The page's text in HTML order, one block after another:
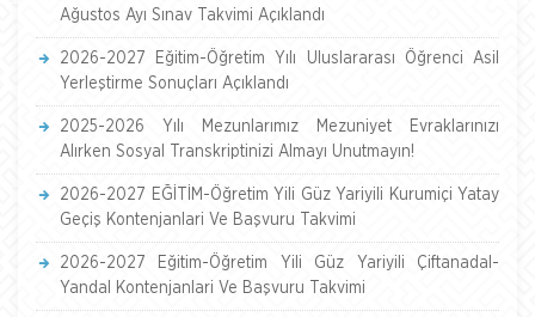
Ağustos Ayı Sınav Takvimi Açıklandı
2026-2027 Eğitim-Öğretim Yılı Uluslararası Öğrenci Asil
Yerleştirme Sonuçları Açıklandı
2025-2026 Yılı Mezunlarımız Mezuniyet Evraklarınızı
Alırken Sosyal Transkriptinizi Almayı Unutmayın!
2026-2027 EĞİTİM-Öğretim Yili Güz Yariyili Kurumiçi Yatay
Geçiş Kontenjanlari Ve Başvuru Takvimi
2026-2027 Eğitim-Öğretim Yili Güz Yariyili Çiftanadal-
Yandal Kontenjanlari Ve Başvuru Takvimi